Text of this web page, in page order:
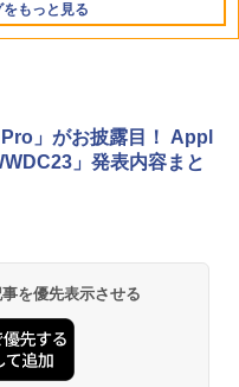
もっと見る
刃」無限城編 第一章 猗
版 [Blu-ray]
の刃」無限城編 第一章 猗
版 [DVD]
」がお披露目！ Appl
」発表内容まと
を優先表示させる